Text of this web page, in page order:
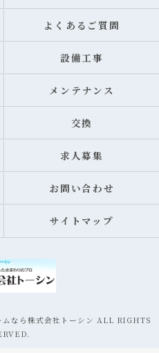
よくあるご質問
設備工事
メンテナンス
交換
求人募集
お問い合わせ
サイトマップ
なら株式会社トーシン ALL RIGHTS